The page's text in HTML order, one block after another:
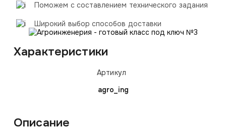
Поможем с составлением технического задания
Широкий выбор способов доставки
Характеристики
Артикул
agro_ing
Описание